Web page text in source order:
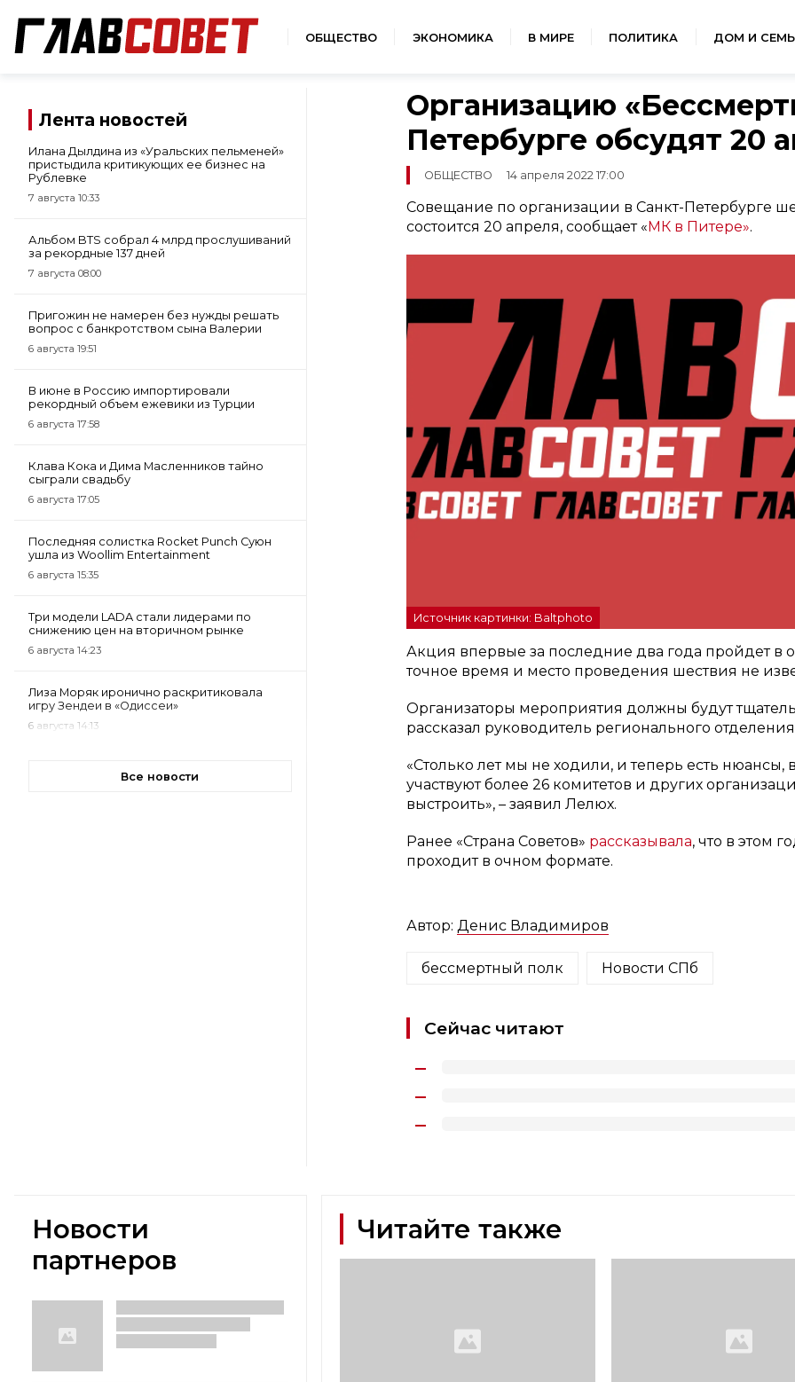
ОБЩЕСТВО ЭКОНОМИКА В МИРЕ ПОЛИТИКА ДОМ И
Лента новостей
Илана Дылдина из «Уральских пельменей»
пристыдила критикующих ее бизнес на
Рублевке
7 августа 10:33
Альбом BTS собрал 4 млрд прослушиваний
за рекордные 137 дней
7 августа 08:00
Пригожин не намерен без нужды решать
вопрос с банкротством сына Валерии
6 августа 19:51
В июне в Россию импортировали
рекордный объем ежевики из Турции
6 августа 17:58
Клава Кока и Дима Масленников тайно
сыграли свадьбу
6 августа 17:05
Последняя солистка Rocket Punch Суюн
ушла из Woollim Entertainment
6 августа 15:35
Три модели LADA стали лидерами по
снижению цен на вторичном рынке
6 августа 14:23
Лиза Моряк иронично раскритиковала
игру Зендеи в «Одиссеи»
6 августа 14:13
Все новости
Организацию
Петербурге обсудят 20
ОБЩЕСТВО 14 апреля 2022 17:00
Совещание по организации в Санкт-Петербурге
состоится 20 апреля, сообщает « МК в Питере».
Источник картинки: Baltphoto
Акция впервые за последние два года пройдет
точное время и место проведения шествия не
Организаторы мероприятия должны будут
рассказал руководитель регионального
«Столько лет мы не ходили, и теперь есть нюансы,
участвуют более 26 комитетов и других
выстроить», – заявил Лелюх.
Ранее «Страна Советов» рассказывала, что в этом
проходит в очном формате.
Автор: Денис Владимиров
бессмертный полк Новости СПб
Сейчас читают
Новости
партнеров
Читайте также